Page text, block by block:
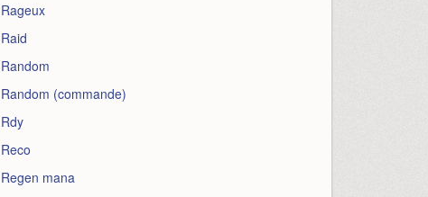
Rageux
Raid
Random
Random (commande)
Rdy
Reco
Regen mana